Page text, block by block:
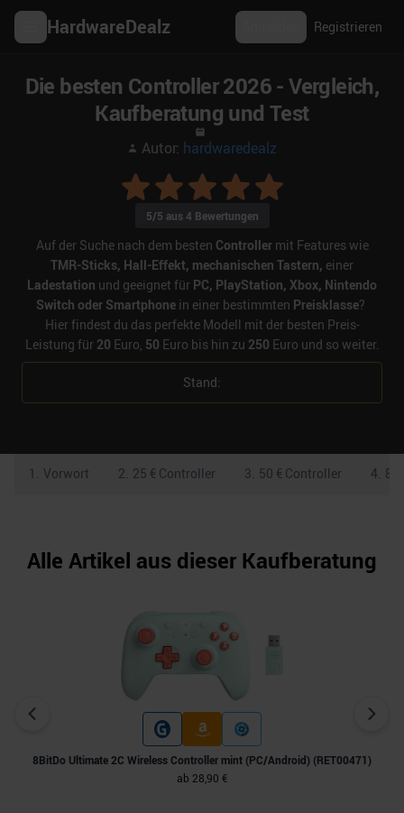
HardwareDealz Registrieren
Die besten Controller 2026 - Vergleich,
Kaufberatung und Test
Autor: hardwaredealz
5/5 aus4 Bewertungen
Auf der Suche nach dem besten Controllermit Features wie
TMR-Sticks, Hall-Effekt, mechanischen Tastern, einer
Ladestation und geeignet für PC, PlayStation, Xbox, Nintendo
Switch oder Smartphone in einer bestimmten Preisklasse?
Hier findest du das perfekte Modell mit der besten Preis-
Leistung für 20 Euro, 50 Euro bis hin zu 250 Euro und so weiter.
Stand:
1 . Vorwort 2. 25 € Controller 3. 50 € Controller 4. 80
Alle Artikel aus dieser Kaufberatung
8BitDo Ultimate 2C Wireless Controller mint (PC/Android) (RET00471)
ab 28,90 €